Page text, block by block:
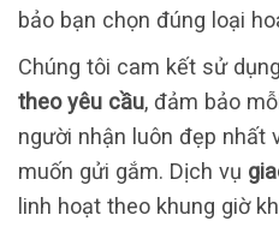
bảo bạn chọn đúng loại
Chúng tôi cam kết sử dụng
theo yêu cầu, đảm bảo
người nhận luôn đẹp nhất
muốn gửi gắm. Dịch vụ
linh hoạt theo khung giờ